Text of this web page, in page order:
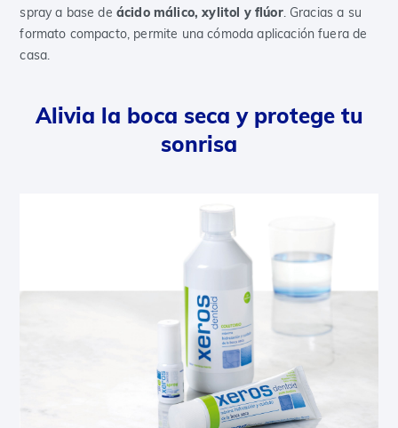
spray a base de ácido málico, xylitol y flúor. Gracias a su
formato compacto, permite una cómoda aplicación fuera de
casa.
Alivia la boca seca y protege tu
sonrisa